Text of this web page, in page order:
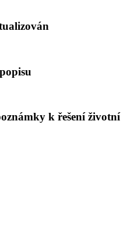
k řešení životní